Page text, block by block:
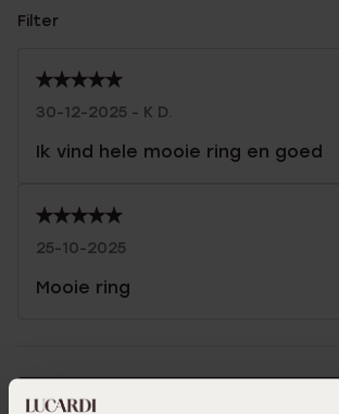
Filter
30-12-2025 - K D.
Ik vind hele mooie ring en goed
25-10-2025
Mooie ring